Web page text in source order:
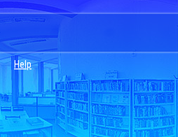
Help